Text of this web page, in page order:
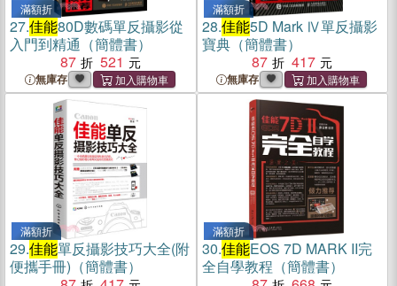
滿額折
27.佳能80D數碼單反攝影從
入門到精通（簡體書）
87
521
無庫存
滿額折
28.佳能5D Mark Ⅳ單反攝影
寶典（簡體書）
87
417
無庫存
滿額折
29.佳能單反攝影技巧大全(附
便攜手冊)（簡體書）
滿額折
30.佳能EOS 7D MARK II完
全自學教程（簡體書）